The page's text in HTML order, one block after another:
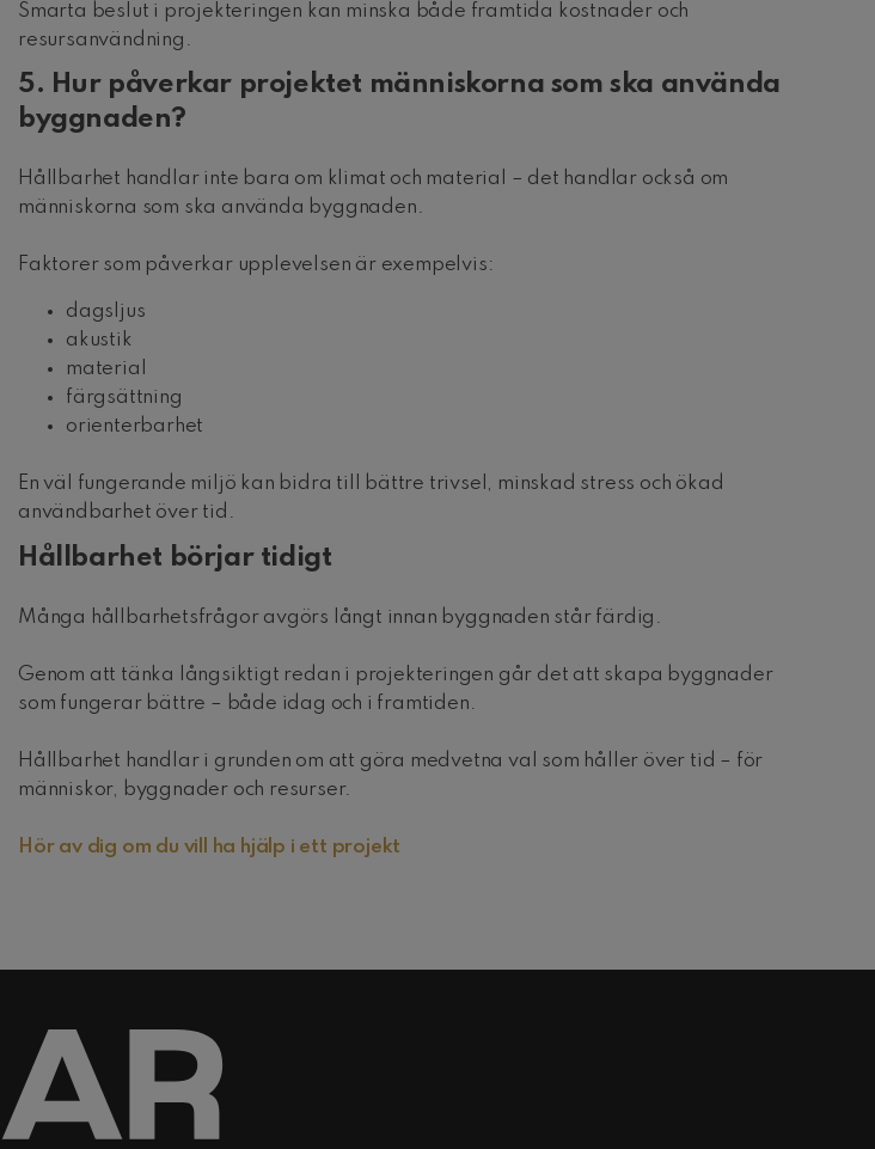
Smarta beslut i projekteringen kan minska både framtida kostnader och
resursanvändning.
5. Hur påverkar projektet människorna som ska använda
byggnaden?
Hållbarhet handlar inte bara om klimat och material – det handlar också om
människorna som ska använda byggnaden.
Faktorer som påverkar upplevelsen är exempelvis:
dagsljus
akustik
material
färgsättning
orienterbarhet
En väl fungerande miljö kan bidra till bättre trivsel, minskad stress och ökad
användbarhet över tid.
Hållbarhet börjar tidigt
Många hållbarhetsfrågor avgörs långt innan byggnaden står färdig.
Genom att tänka långsiktigt redan i projekteringen går det att skapa byggnader
som fungerar bättre – både idag och i framtiden.
Hållbarhet handlar i grunden om att göra medvetna val som håller över tid – för
människor, byggnader och resurser.
Hör av dig om du vill ha hjälp i ett projekt